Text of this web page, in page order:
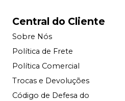
Central do Cliente
Sobre Nós
Política de Frete
Política Comercial
Trocas e Devoluções
Código de Defesa do